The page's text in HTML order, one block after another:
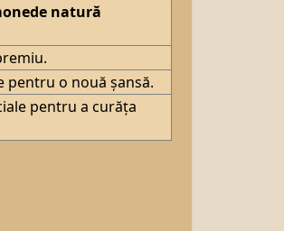
natură
pentru o nouă șansă.
pentru a curăța